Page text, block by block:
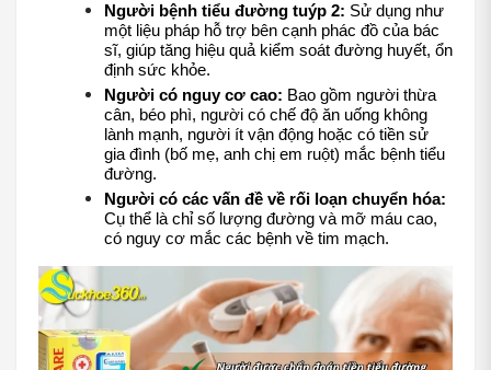
Người bệnh tiểu đường tuýp 2: Sử dụng như
một liệu pháp hỗ trợ bên cạnh phác đồ của bác
sĩ, giúp tăng hiệu quả kiểm soát đường huyết, ổn
định sức khỏe.
Người có nguy cơ cao: Bao gồm người thừa
cân, béo phì, người có chế độ ăn uống không
lành mạnh, người ít vận động hoặc có tiền sử
gia đình (bố mẹ, anh chị em ruột) mắc bệnh tiểu
đường.
Người có các vấn đề về rối loạn chuyển hóa:
Cụ thể là chỉ số lượng đường và mỡ máu cao,
có nguy cơ mắc các bệnh về tim mạch.